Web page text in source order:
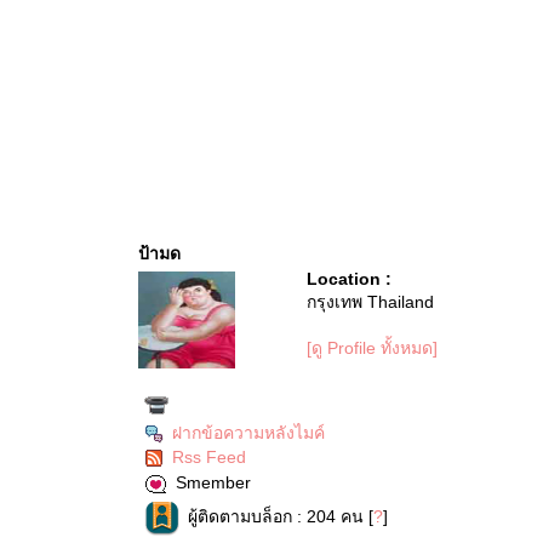
ป้ามด
Location :
กรุงเทพ Thailand
[ดู Profile ทั้งหมด]
ฝากข้อความหลังไมค์
Rss Feed
Smember
ผู้ติดตามบล็อก : 204 คน [?]